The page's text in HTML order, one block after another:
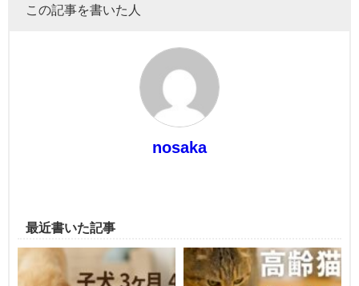
この記事を書いた人
nosaka
最近書いた記事